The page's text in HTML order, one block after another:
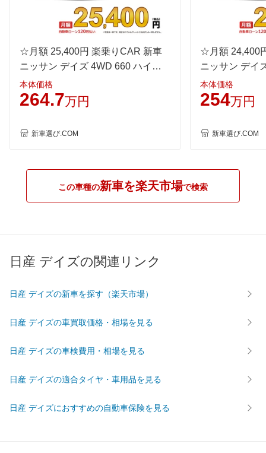
22.7km/L 22.7km/
WLTC/高速道路 21.5km/L 24.1km/L 21.5km/
JC08 24.2km/L 29km/L 24.2km/
1015 -
60km定地
装備オプション 装備詳細を見る 装備詳細を見る 装
☆月額 25,400円 楽乗りCAR 新車
ニッサン デイズ 4WD 660 ハイウ
ェイスターGターボ アーバンクロ
ム プロパイロットエディション
本体価格
264.7万円
新車選び.COM
☆月額 24,400
ニッサン デイ
ェイスターG
ム
本体価格
254万円
新車選び.COM
この車種の新車を楽天市場で検索
日産 デイズの関連リンク
日産 デイズの新車を探す（楽天市場）
日産 デイズの車買取価格・相場を見る
日産 デイズの車検費用・相場を見る
日産 デイズの適合タイヤ・車用品を見る
日産 デイズにおすすめの自動車保険を見る